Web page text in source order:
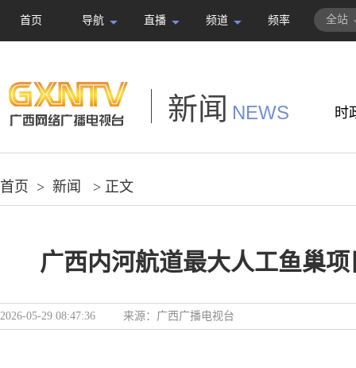
首页 导航 直播 频道 频率 全站
新闻 NEWS 时
首页 > 新闻 > 正文
广西内河航道最大人工鱼巢
2026-05-29 08:47:36 来源： 广西广播电视台